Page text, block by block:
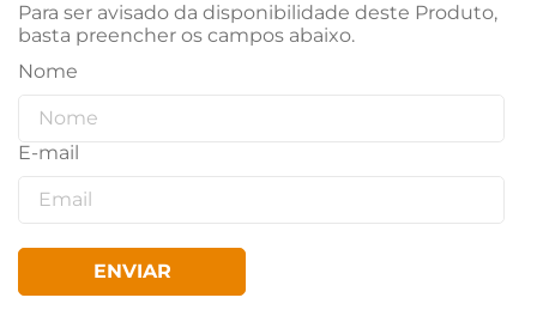
Para ser avisado da disponibilidade deste Produto,
basta preencher os campos abaixo.
ENVIAR